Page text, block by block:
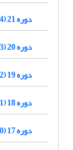
دوره 21 (1404)
دوره 20 (1403)
دوره 19 (1402)
دوره 18 (1401)
دوره 17 (1400)